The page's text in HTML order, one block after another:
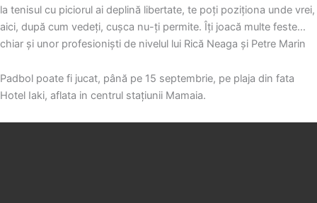
la tenisul cu piciorul ai deplină libertate, te poţi poziţiona unde vrei,
aici, după cum vedeţi, cuşca nu-ţi permite. Îţi joacă multe feste…
chiar şi unor profesionişti de nivelul lui Rică Neaga şi Petre Marin
Padbol poate fi jucat, până pe 15 septembrie, pe plaja din fata
Hotel Iaki, aflata in centrul staţiunii Mamaia.